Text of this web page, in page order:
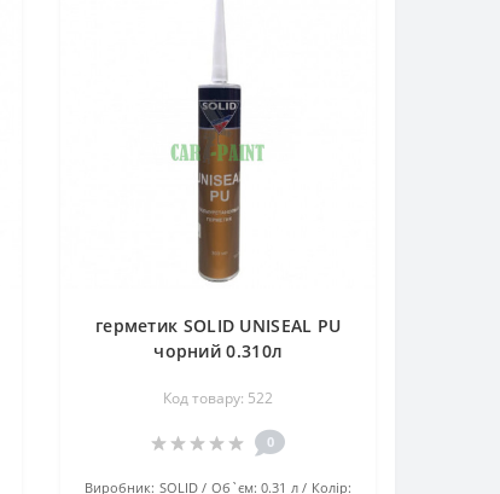
герметик SOLID UNISEAL РU
чорний 0.310л
Код товару: 522
0
Виробник: SOLID Об`єм: 0.31 л
Колір: